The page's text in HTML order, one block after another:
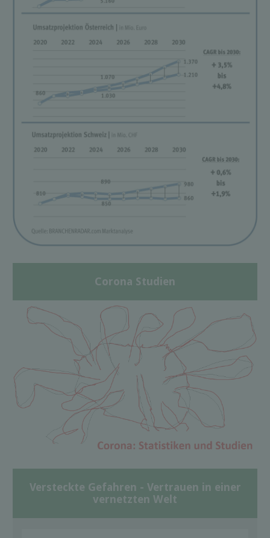
Corona Studien
Versteckte Gefahren - Vertrauen in einer
vernetzten Welt